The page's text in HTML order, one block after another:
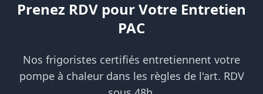
Prenez RDV pour Votre Entretien
PAC
Nos frigoristes certifiés entretiennent votre
pompe à chaleur dans les règles de l'art. RDV